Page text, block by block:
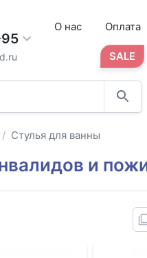
О нас Оплата
SALE
Стулья для ванны
и